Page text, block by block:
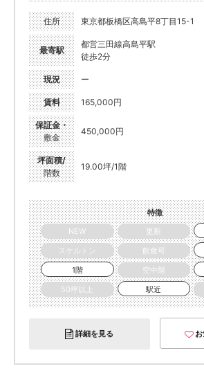
住所 東京都板橋区高島平8丁目15-1
最寄駅
都営三田線高島平駅
徒歩2分
現況 ー
賃料 165,000円
保証金・
敷金
450,000円
坪面積/
階数
19.00坪/1階
特徴
NEW
更新
スケルトン
飲食可
1階
空中階
50坪以上
駅近
詳細を見る